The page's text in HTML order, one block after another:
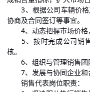
3、根据公司车辆价格
协商及合同签订等事宜。
4、动态把握市场价格
5、按时完成公司销售
核。
6、组织与管理销售团
7、发展与协同企业和
销售代表岗位职责：